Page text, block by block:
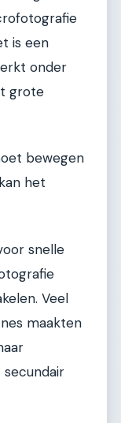
is een
onder
grote
bewegen
het
snelle
Veel
maakten
secundair